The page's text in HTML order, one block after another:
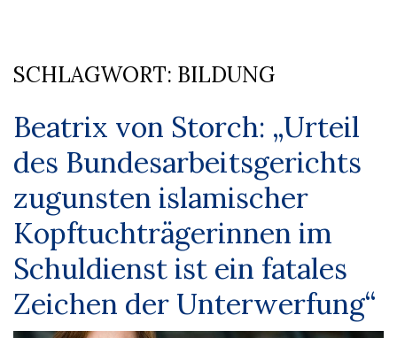
SCHLAGWORT: BILDUNG
Beatrix von Storch: „Urteil
des Bundesarbeitsgerichts
zugunsten islamischer
Kopftuchträgerinnen im
Schuldienst ist ein fatales
Zeichen der Unterwerfung“